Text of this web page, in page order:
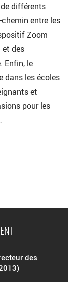
différents
entre les
Zoom
des
Enfin, le
dans les écoles
et
pour les
des